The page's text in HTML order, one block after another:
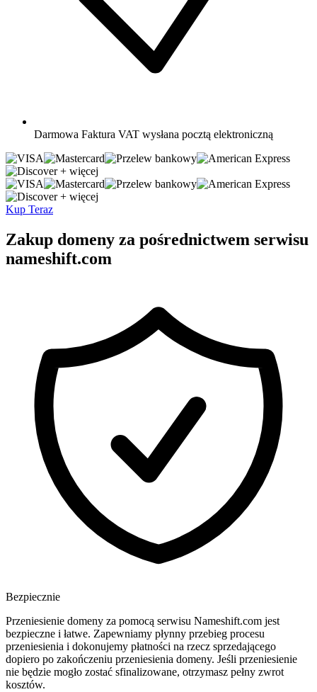
Darmowa Faktura VAT wysłana pocztą elektroniczną
+ więcej
+ więcej
Kup Teraz
Zakup domeny za pośrednictwem serwisu
nameshift.com
Bezpiecznie
Przeniesienie domeny za pomocą serwisu Nameshift.com jest
bezpieczne i łatwe. Zapewniamy płynny przebieg procesu
przeniesienia i dokonujemy płatności na rzecz sprzedającego
dopiero po zakończeniu przeniesienia domeny. Jeśli przeniesienie
nie będzie mogło zostać sfinalizowane, otrzymasz pełny zwrot
kosztów.